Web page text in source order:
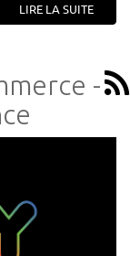
LIRE LA SUITE
-